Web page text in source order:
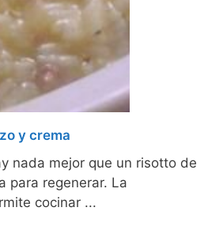
y crema
nada mejor que un risotto de
para regenerar. La
cocinar ...